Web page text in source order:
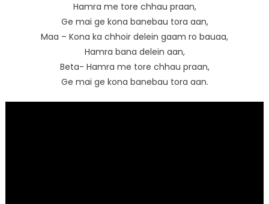
Hamra me tore chhau praan,
Ge mai ge kona banebau tora aan,
Maa – Kona ka chhoir delein gaam ro bauaa,
Hamra bana delein aan,
Beta- Hamra me tore chhau praan,
Ge mai ge kona banebau tora aan.